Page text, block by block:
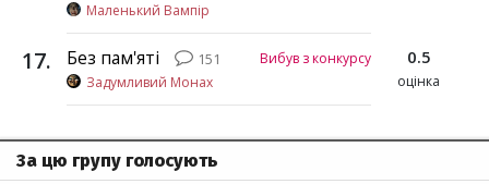
Маленький Вампір
17. Без пам'яті 151
Вибув з конкурсу
Задумливий Монах
0.5
оцінка
За цю групу голосують